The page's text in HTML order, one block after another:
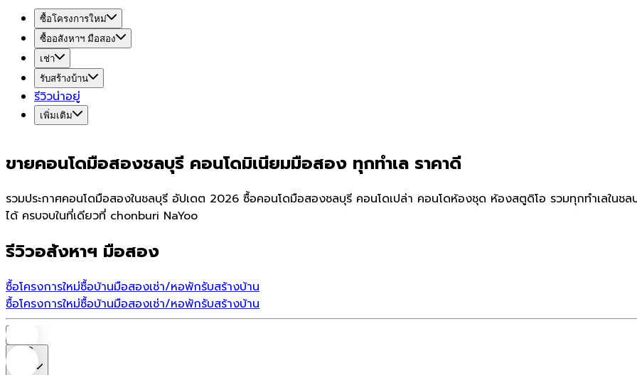
ซื้อโครงการใหม่
ซื้ออสังหาฯ มือสอง
เช่า
รับสร้างบ้าน
รีวิวน่าอยู่
เพิ่มเติม
ขายคอนโดมือสองชลบุรี คอนโดมิเนียมมือสอง ทุกทำเล ราคาดี
รวมประกาศคอนโดมือสองในชลบุรี อัปเดต 2026 ซื้อคอนโดมือสองชลบุรี คอนโดเปล่า คอนโดห้องชุด ห้องสตูดิโอ รวมทุกทำเลในชล
ได้ ครบจบในที่เดียวที่ chonburi NaYoo
รีวิวอสังหาฯ มือสอง
ซื้อโครงการใหม่ซื้อบ้านมือสองเช่า/หอพักรับสร้างบ้าน
ซื้อโครงการใหม่ซื้อบ้านมือสองเช่า/หอพักรับสร้างบ้าน